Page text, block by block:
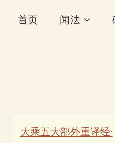
首页 闻法
大乘五大部外重译经·